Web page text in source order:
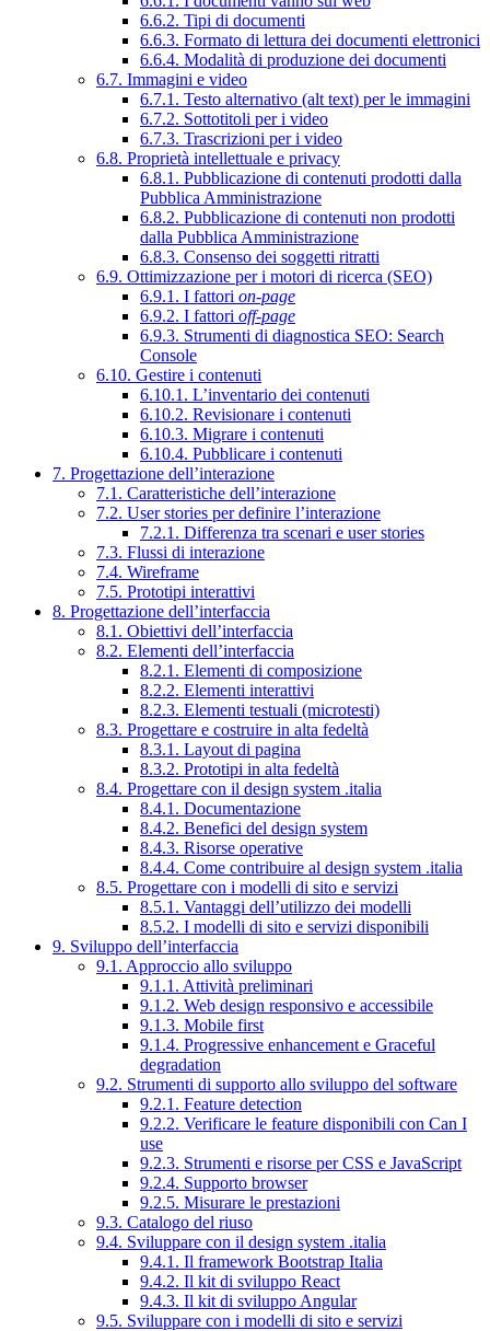
6.6.2. Tipi di documenti
6.6.3. Formato di lettura dei documenti elettronici
6.6.4. Modalità di produzione dei documenti
6.7. Immagini e video
6.7.1. Testo alternativo (alt text) per le immagini
6.7.2. Sottotitoli per i video
6.7.3. Trascrizioni per i video
6.8. Proprietà intellettuale e privacy
6.8.1. Pubblicazione di contenuti prodotti dalla
Pubblica Amministrazione
6.8.2. Pubblicazione di contenuti non prodotti
dalla Pubblica Amministrazione
6.8.3. Consenso dei soggetti ritratti
6.9. Ottimizzazione per i motori di ricerca (SEO)
6.9.1. I fattori on-page
6.9.2. I fattori off-page
6.9.3. Strumenti di diagnostica SEO: Search
Console
6.10. Gestire i contenuti
6.10.1. L’inventario dei contenuti
6.10.2. Revisionare i contenuti
6.10.3. Migrare i contenuti
6.10.4. Pubblicare i contenuti
7. Progettazione dell’interazione
7.1. Caratteristiche dell’interazione
7.2. User stories per definire l’interazione
7.2.1. Differenza tra scenari e user stories
7.3. Flussi di interazione
7.4. Wireframe
7.5. Prototipi interattivi
8. Progettazione dell’interfaccia
8.1. Obiettivi dell’interfaccia
8.2. Elementi dell’interfaccia
8.2.1. Elementi di composizione
8.2.2. Elementi interattivi
8.2.3. Elementi testuali (microtesti)
8.3. Progettare e costruire in alta fedeltà
8.3.1. Layout di pagina
8.3.2. Prototipi in alta fedeltà
8.4. Progettare con il design system .italia
8.4.1. Documentazione
8.4.2. Benefici del design system
8.4.3. Risorse operative
8.4.4. Come contribuire al design system .italia
8.5. Progettare con i modelli di sito e servizi
8.5.1. Vantaggi dell’utilizzo dei modelli
8.5.2. I modelli di sito e servizi disponibili
9. Sviluppo dell’interfaccia
9.1. Approccio allo sviluppo
9.1.1. Attività preliminari
9.1.2. Web design responsivo e accessibile
9.1.3. Mobile first
9.1.4. Progressive enhancement e Graceful
degradation
9.2. Strumenti di supporto allo sviluppo del software
9.2.1. Feature detection
9.2.2. Verificare le feature disponibili con Can I
use
9.2.3. Strumenti e risorse per CSS e JavaScript
9.2.4. Supporto browser
9.2.5. Misurare le prestazioni
9.3. Catalogo del riuso
9.4. Sviluppare con il design system .italia
9.4.1. Il framework Bootstrap Italia
9.4.2. Il kit di sviluppo React
9.4.3. Il kit di sviluppo Angular
9.5. Sviluppare con i modelli di sito e servizi